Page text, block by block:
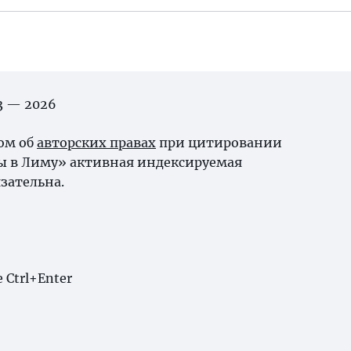
— 2026
об авторских правах при цитировании
в Лиму» активная индексируемая
Ctrl+Enter